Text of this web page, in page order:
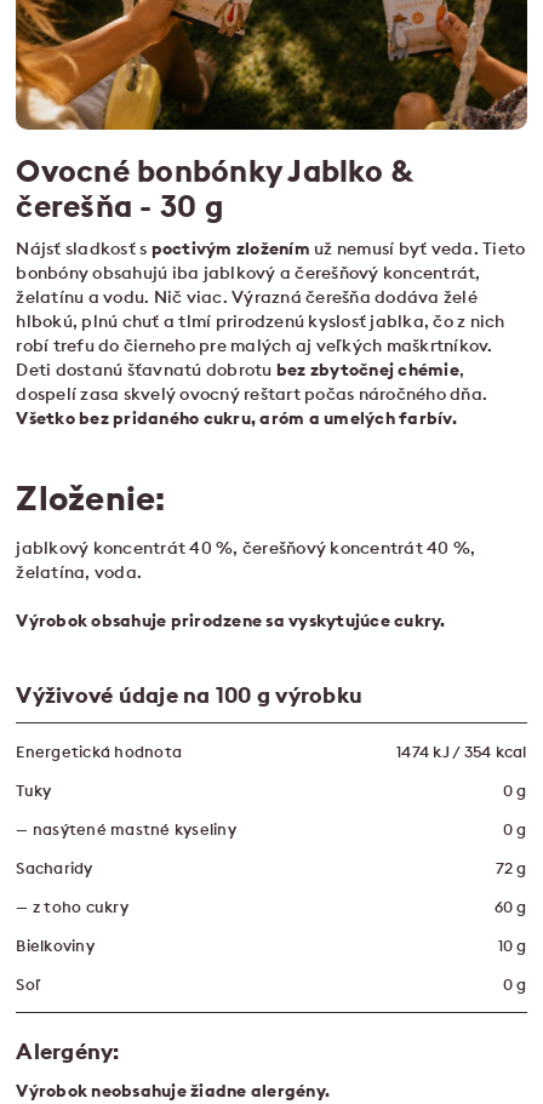
Ovocné bonbónky Jablko &
čerešňa - 30 g
Nájsť sladkosť s poctivým zložením už nemusí byť veda. Tieto
bonbóny obsahujú iba jablkový a čerešňový koncentrát,
želatínu a vodu. Nič viac. Výrazná čerešňa dodáva želé
hlbokú, plnú chuť a tlmí prirodzenú kyslosť jablka, čo z nich
robí trefu do čierneho pre malých aj veľkých maškrtníkov.
Deti dostanú šťavnatú dobrotu bez zbytočnej chémie,
dospelí zasa skvelý ovocný reštart počas náročného dňa.
Všetko bez pridaného cukru, aróm a umelých farbív.
Zloženie:
jablkový koncentrát 40 %, čerešňový koncentrát 40 %,
želatína, voda.
Výrobok obsahuje prirodzene savyskytujúce cukry.
Výživové údaje na 100 g výrobku
Energetická hodnota
Tuky
— nasýtené mastné kyseliny
Sacharidy
— z toho cukry
Bielkoviny
Soľ
1474 kJ / 354 kcal
0 g
0 g
72 g
60 g
10 g
0 g
Alergény:
Výrobok neobsahuje žiadne alergény.